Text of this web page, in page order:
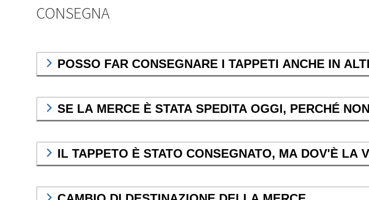
CONSEGNA
POSSO FAR CONSEGNARE I TAPPETI ANCHE IN
SE LA MERCE È STATA SPEDITA OGGI, PERCHÉ
IL TAPPETO È STATO CONSEGNATO, MA DOV'È LA